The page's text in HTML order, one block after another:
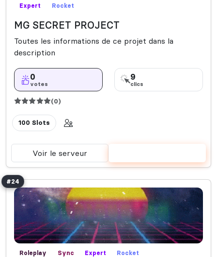
Expert Rocket
MG SECRET PROJECT
Toutes les informations de ce projet dans la
description
0
votes
9
clics
(0)
100 Slots
Voir le serveur
#24
Roleplay Sync Expert Rocket